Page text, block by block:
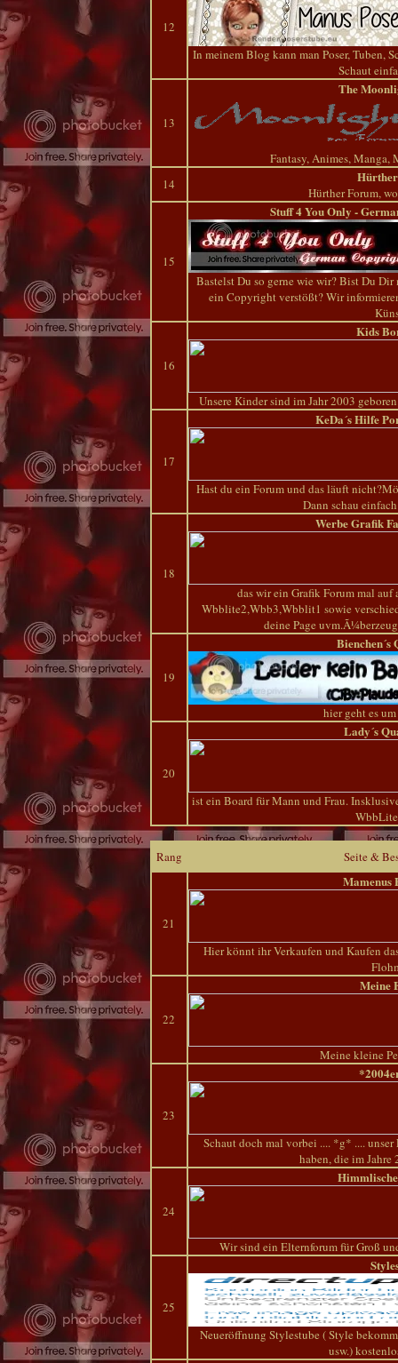
12
In meinem Blog kann man Poser, Tuben,
Schaut
13
The
Fantasy, Animes,
14
Hürther Forum,
15
Stuff 4 You Only -
Bastelst Du so gerne wie wir? Bist Du
ein Copyright verstößt? Wir
16
Kids
Unsere Kinder sind im Jahr 2003
17
KeDa´s Hilfe
Hast du ein Forum und das läuft
Dann schau
18
Werbe Grafik
das wir ein Grafik Forum mal
Wbblite2,Wbb3,Wbblit1 sowie
deine Page
19
Bienchen´s
hier geht es
20
Lady´s
ist ein Board für Mann und Frau.
Rang Seite &
21
Mamenus
Hier könnt ihr Verkaufen und Kaufen
22
Meine
Meine kleine
23
Schaut doch mal vorbei .... *g* ....
haben, die im Jahre
24
Wir sind ein Elternforum für Groß
25
Neueröffnung Stylestube ( Style
usw.)